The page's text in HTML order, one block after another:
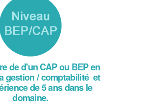
de d'un CAP ou BEP en
gestion / comptabilité et
de 5 ans dans le
domaine.